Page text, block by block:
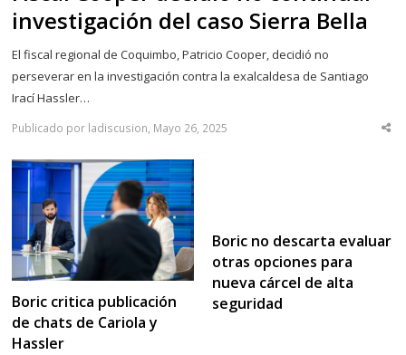
investigación del caso Sierra Bella
El fiscal regional de Coquimbo, Patricio Cooper, decidió no
perseverar en la investigación contra la exalcaldesa de Santiago
Irací Hassler…
Publicado por ladiscusion, Mayo 26, 2025
Boric critica publicación
de chats de Cariola y
Hassler
Boric no descarta evaluar
otras opciones para
nueva cárcel de alta
seguridad